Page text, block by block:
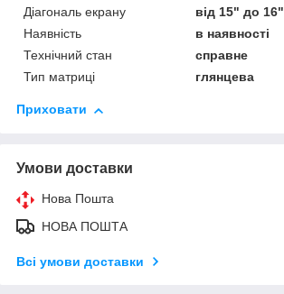
Діагональ екрану
від 15" до 16"
Наявність
в наявності
Технічний стан
справне
Тип матриці
глянцева
Приховати
Умови доставки
Нова Пошта
НОВА ПОШТА
Всі умови доставки